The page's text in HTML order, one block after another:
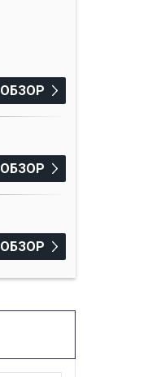
ОБЗОР
ОБЗОР
ОБЗОР